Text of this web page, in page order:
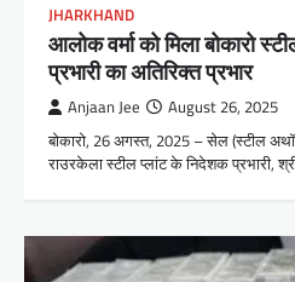
JHARKHAND
आलोक वर्मा को मिला बोकारो
प्रभारी का अतिरिक्त प्रभार
Anjaan Jee August 26, 2025
बोकारो, 26 अगस्त, 2025 – सेल (स्टील
राउरकेला स्टील प्लांट के निदेशक प्रभारी,